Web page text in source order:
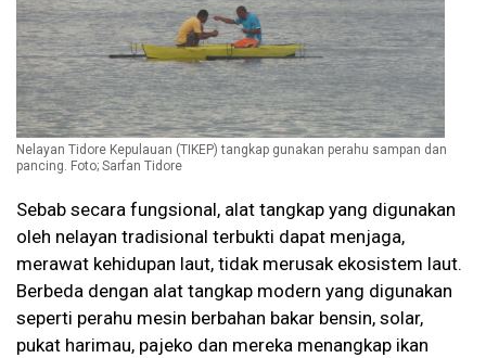
Nelayan Tidore Kepulauan (TIKEP) tangkap gunakan perahu sampan dan
pancing. Foto; Sarfan Tidore
Sebab secara fungsional, alat tangkap yang digunakan
oleh nelayan tradisional terbukti dapat menjaga,
merawat kehidupan laut, tidak merusak ekosistem laut.
Berbeda dengan alat tangkap modern yang digunakan
seperti perahu mesin berbahan bakar bensin, solar,
pukat harimau, pajeko dan mereka menangkap ikan